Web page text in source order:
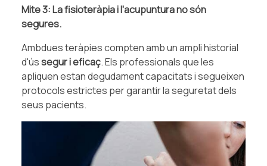
Mite 3: La fisioteràpia i l'acupuntura no són
segures.
Ambdues teràpies compten amb un ampli historial
d'ússegur i eficaç. Els professionals que les
apliquen estan degudament capacitats i segueixen
protocols estrictes per garantir la seguretat dels
seus pacients.